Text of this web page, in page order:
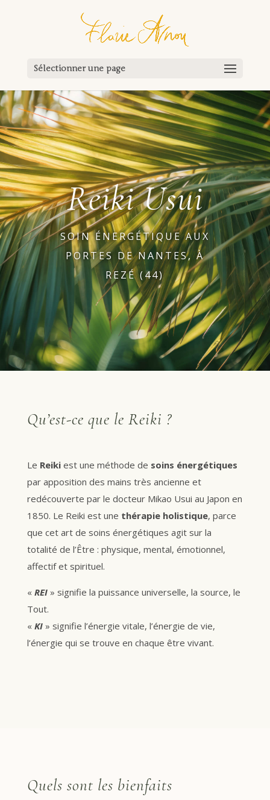
Sélectionner une page
Reiki Usui
SOIN ÉNERGÉTIQUE AUX
PORTES DE NANTES, À
REZÉ (44)
Qu’est-ce que le Reiki ?
Le Reikiest une méthode de soins énergétiques
par apposition des mains très ancienne et
redécouverte par le docteur Mikao Usui au Japon en
1850. Le Reiki est une thérapie holistique, parce
que cet art de soins énergétiques agit sur la
totalité de l’Être : physique, mental, émotionnel,
affectif et spirituel.
« REI» signifie la puissance universelle, la source, le
Tout.
« KI» signifie l’énergie vitale, l’énergie de vie,
l’énergie qui se trouve en chaque être vivant.
Quels sont les bienfaits